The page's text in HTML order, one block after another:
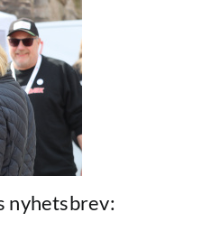
nyhetsbrev: